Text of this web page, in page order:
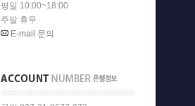
평일 10:00~18:00
주말 휴무
E-mail 문의